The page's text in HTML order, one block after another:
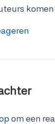
komen
om een